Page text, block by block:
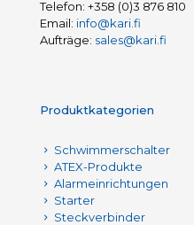
Telefon: +358 (0)3 876 810
Email: info@kari.fi
Aufträge: sales@kari.fi
Produktkategorien
Schwimmerschalter
ATEX-Produkte
Alarmeinrichtungen
Starter
Steckverbinder